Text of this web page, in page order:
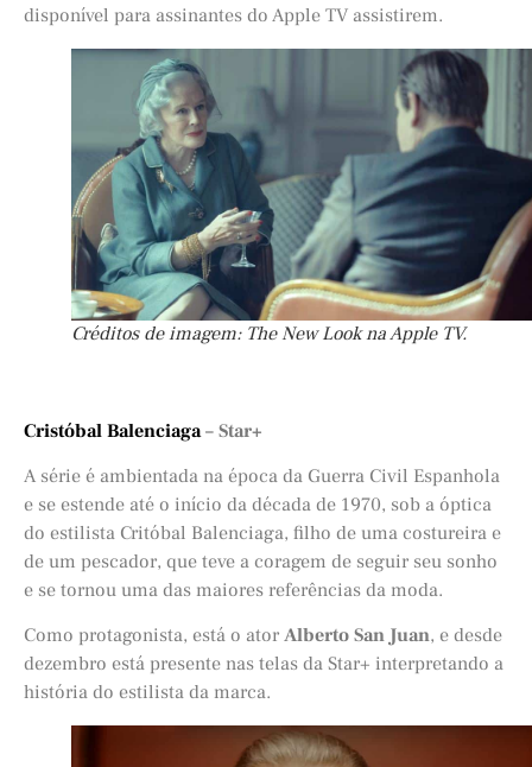
disponível para assinantes do Apple TV assistirem.
Créditos de imagem: The New Look na Apple TV.
Cristóbal Balenciaga– Star+
A série é ambientada na época da Guerra Civil Espanhola
e se estende até o início da década de 1970, sob a óptica
do estilista Critóbal Balenciaga, filho de uma costureira e
de um pescador, que teve a coragem de seguir seu sonho
e se tornou uma das maiores referências da moda.
Como protagonista, está o ator Alberto San Juan, e desde
dezembro está presente nas telas da Star+ interpretando a
história do estilista da marca.